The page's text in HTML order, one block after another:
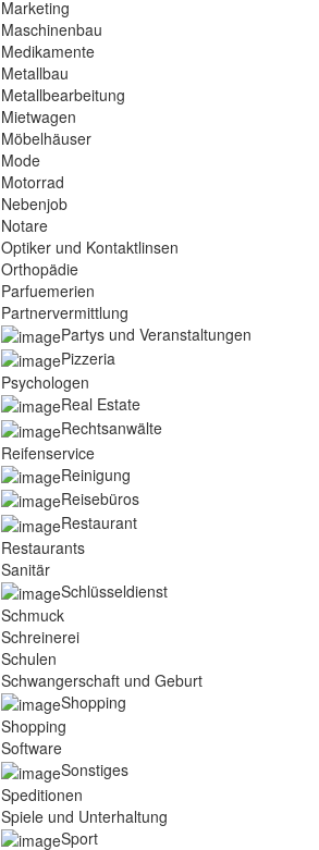
Marketing
Maschinenbau
Medikamente
Metallbau
Metallbearbeitung
Mietwagen
Möbelhäuser
Mode
Motorrad
Nebenjob
Notare
Optiker und Kontaktlinsen
Orthopädie
Parfuemerien
Partnervermittlung
Partys und Veranstaltungen
Pizzeria
Psychologen
Real Estate
Rechtsanwälte
Reifenservice
Reinigung
Reisebüros
Restaurant
Restaurants
Sanitär
Schlüsseldienst
Schmuck
Schreinerei
Schulen
Schwangerschaft und Geburt
Shopping
Shopping
Software
Sonstiges
Speditionen
Spiele und Unterhaltung
Sport